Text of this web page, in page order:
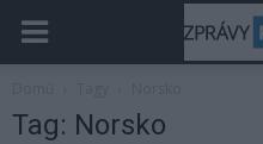
Tag: Norsko